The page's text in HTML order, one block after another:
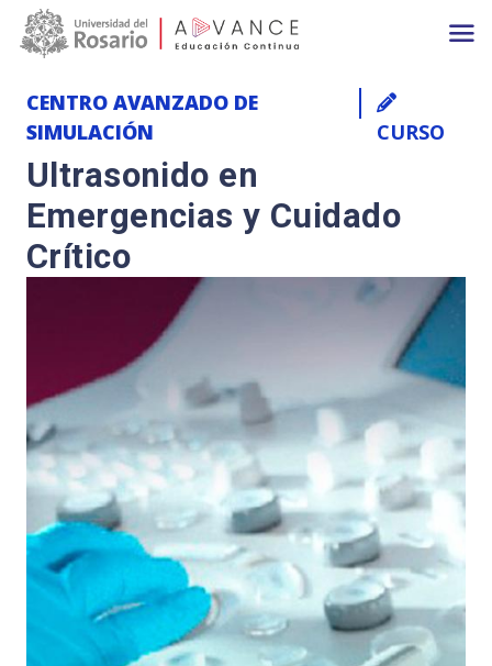
Pasar al contenido principal
Main navigation
CENTRO AVANZADO DE
SIMULACIÓN
CURSO
Ultrasonido en
Emergencias y Cuidado
Crítico